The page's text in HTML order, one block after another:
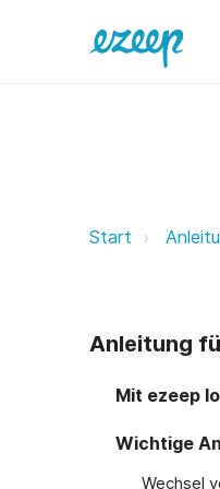
Wechsel von
Start
Anleitung
Mit ezeep
Wichtige
Wechsel